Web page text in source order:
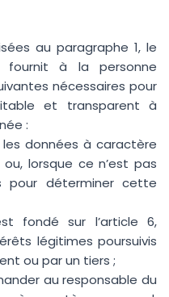
au paragraphe 1, le
fournit à la personne
nécessaires pour
et transparent à
:
données à caractère
lorsque ce n’est pas
pour déterminer cette
fondé sur l’article 6,
légitimes poursuivis
ou par un tiers ;
au responsable du